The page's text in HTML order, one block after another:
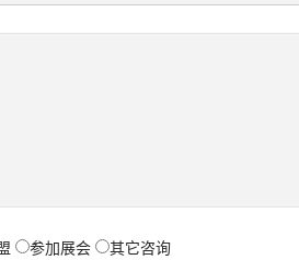
参加展会 其它咨询